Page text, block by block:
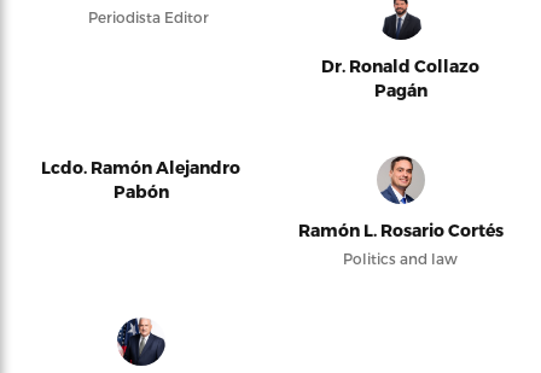
Periodista Editor
Dr. Ronald Collazo
Pagán
Lcdo. Ramón Alejandro
Pabón
Ramón L. Rosario Cortés
Politics and law